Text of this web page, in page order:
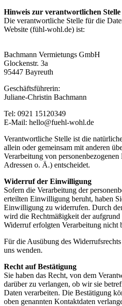
Hinweis zur verantwortlichen Stelle
Die verantwortliche Stelle für die
Website (fühl-wohl.de) ist:
Bachmann Vermietungs GmbH
Glockenstr. 3a
95447 Bayreuth
Geschäftsführerin:
Juliane-Christin Bachmann
Tel: 0921 15120349
E-Mail: hello@fuehl-wohl.de
Verantwortliche Stelle ist die
allein oder gemeinsam mit anderen
Verarbeitung von
Adressen o. Ä.) entscheidet.
Widerruf der Einwilligung
Sofern die Verarbeitung der
erteilten Einwilligung beruht, haben
Einwilligung zu widerrufen. Durch
wird die Rechtmäßigkeit der
Widerruf erfolgten Verarbeitung nicht
Für die Ausübung des
uns wenden.
Recht auf Bestätigung
Sie haben das Recht, von dem
darüber zu verlangen, ob wir sie
Daten verarbeiten. Die Bestätigung
oben genannten Kontaktdaten